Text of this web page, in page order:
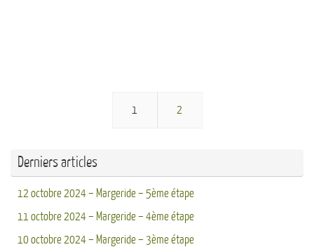
1 2
Derniers articles
12 octobre 2024 – Margeride – 5ème étape
11 octobre 2024 – Margeride – 4ème étape
10 octobre 2024 – Margeride – 3ème étape